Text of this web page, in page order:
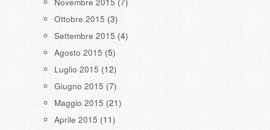
Ottobre 2015 (3)
Settembre 2015 (4)
Agosto 2015 (5)
Luglio 2015 (12)
Giugno 2015 (7)
Maggio 2015 (21)
Aprile 2015 (11)